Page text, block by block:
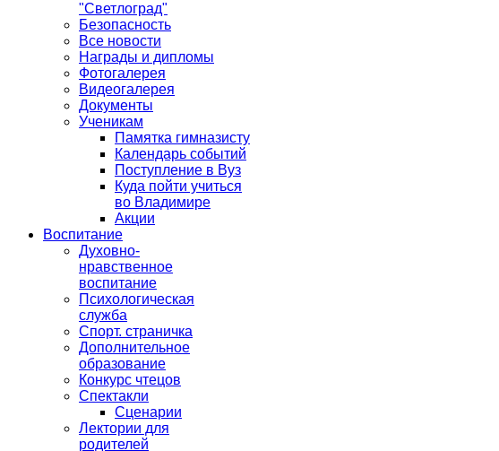
"Светлоград"
Безопасность
Все новости
Награды и дипломы
Фотогалерея
Видеогалерея
Документы
Ученикам
Памятка гимназисту
Календарь событий
Поступление в Вуз
Куда пойти учиться
во Владимире
Акции
Воспитание
Духовно-
нравственное
воспитание
Психологическая
служба
Спорт. страничка
Дополнительное
образование
Конкурс чтецов
Спектакли
Сценарии
Лектории для
родителей